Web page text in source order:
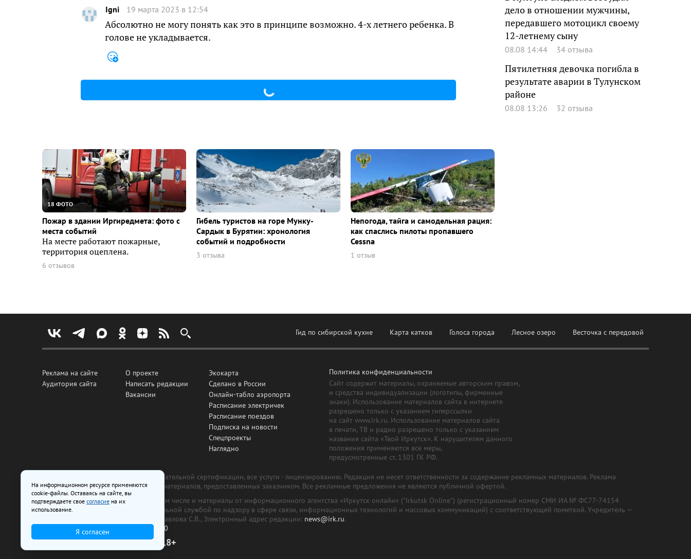
Igni 19 марта 2023 в 12:54
Абсолютно не могу понять как это в принципе возможно. 4-х летнего ребенка. В
голове не укладывается.
дело в отношении мужчины,
передавшего мотоцикл своему
12-летнему сыну
08.08 14:44 34 отзыва
Пятилетняя девочка погибла в
результате аварии в Тулунском
районе
08.08 13:26 32 отзыва
18 ФОТО
Пожар в здании Иргиредмета: фото с
места событий
На месте работают пожарные,
территория оцеплена.
6 отзывов
Гибель туристов на горе Мунку-
Сардык в Бурятии: хронология
событий и подробности
3 отзыва
Непогода, тайга и самодельная рация:
как спаслись пилоты пропавшего
Cessna
1 отзыв
Гид по сибирской кухне Карта катков Голоса города Лесное озеро Весточка с передовой
Реклама на сайте
Аудитория сайта
О проекте
Написать редакции
Вакансии
Экокарта
Сделано в России
Онлайн-табло аэропорта
Расписание электричек
Расписание поездов
Подписка на новости
Спецпроекты
Наглядно
Политика конфиденциальности
Сайт содержит материалы, охраняемые авторским правом,
и средства индивидуализации (логотипы, фирменные
знаки). Использование материалов сайта в интернете
разрешено только с указанием гиперссылки
на сайт www.irk.ru. Использование материалов сайта
в печати, ТВ и радио разрешено только с указанием
названия сайта «Твой Иркутск». К нарушителям данного
положения применяются все меры,
предусмотренные ст. 1301 ГК РФ.
Все рекламные товары подлежат обязательной сертификации, все услуги - лицензированию. Редакция не несет ответственности за содержание рекламных материалов. Реклама
изготовлена и размещена на основе материалов, предоставленных заказчиком. Все рекламные предложения не являются публичной офертой.
На сайте www.irk.ru размещаются в том числе и материалы от информационного агентства «Иркутск онлайн» ("Irkutsk Online") (регистрационный номер СМИ ИА № ФС77-74154
от 29 октября 2018 г., выдан Федеральной службой по надзору в сфере связи, информационных технологий и массовых коммуникаций) с соответствующей пометкой. Учредитель —
ООО «Ирк.ру». Главный редактор — Павлова С.В., Электронный адрес редакции: news@irk.ru.
Телефон редакции:
+7 (3952) 48-88-50
18+
На информационном ресурсе применяются
cookie-файлы. Оставаясь на сайте, вы
подтверждаете свое согласие на их
использование.
Я согласен